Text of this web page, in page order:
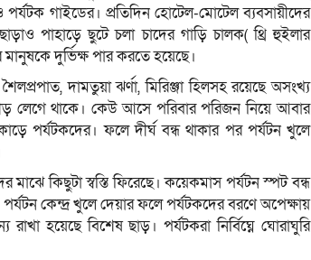
গাইডের। প্রতিদিন হোটেল-মোটেল ব্যবসায়ীদের
পাহাড়ে ছুটে চলা চাদের গাড়ি চালক( থ্রি হুইলার
মানুষকে দুর্ভিক্ষ পার করতে হয়েছে।
দামতুয়া ঝর্ণা, মিরিঞ্জা হিলসহ রয়েছে অসংখ্য
লেগে থাকে। কেউ আসে পরিবার পরিজন নিয়ে আবার
পর্যটকদের। ফলে দীর্ঘ বন্ধ থাকার পর পর্যটন খুলে
মাঝে কিছুটা স্বস্তি ফিরেছে। কয়েকমাস পর্যটন স্পট বন্ধ
কেন্দ্র খুলে দেয়ার ফলে পর্যটকদের বরণে অপেক্ষায়
হয়েছে বিশেষ ছাড়। পর্যটকরা নির্বিঘ্নে ঘোরাঘুরি